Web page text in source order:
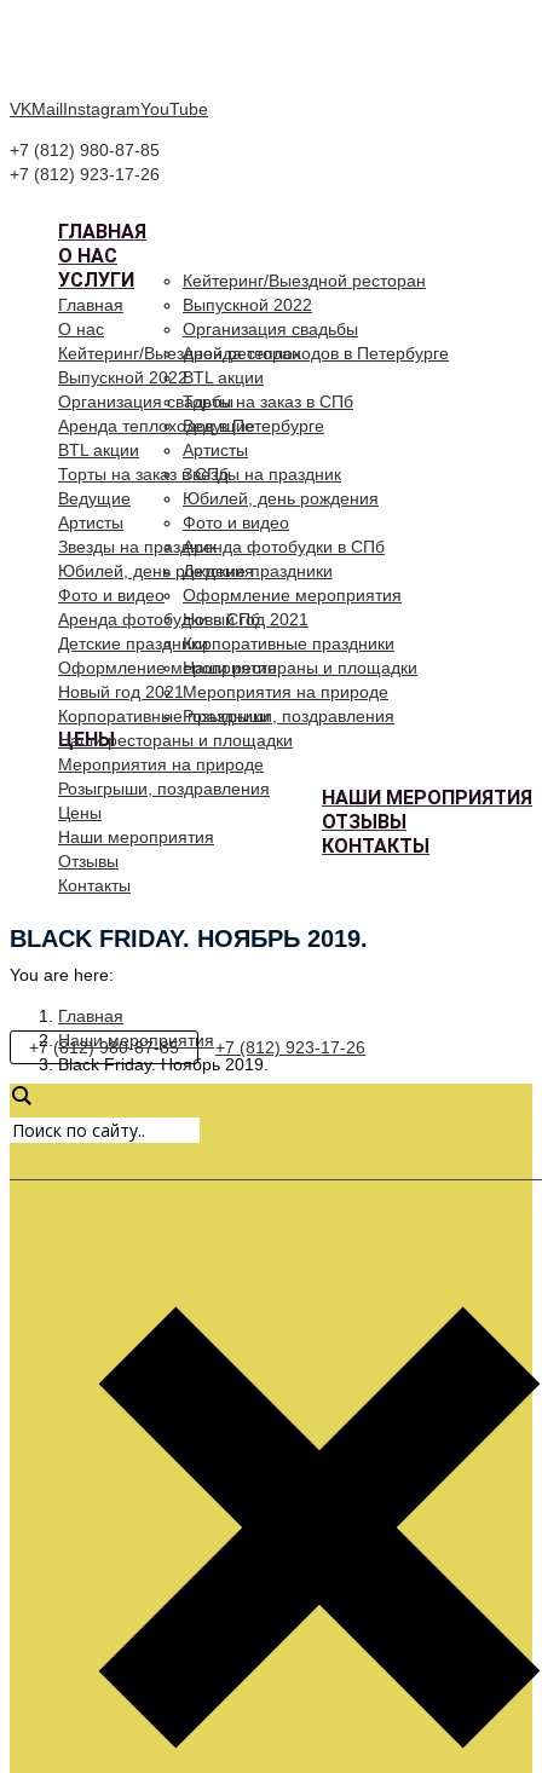
VKMailInstagramYouTube
+7 (812) 980-87-85
+7 (812) 923-17-26
ГЛАВНАЯ
О НАС
УСЛУГИ
Кейтеринг/Выездной ресторан
Выпускной 2022
Организация свадьбы
Аренда теплоходов в Петербурге
BTL акции
Торты на заказ в СПб
Ведущие
Артисты
Звезды на праздник
Юбилей, день рождения
Фото и видео
Аренда фотобудки в СПб
Детские праздники
Оформление мероприятия
Новый год 2021
Корпоративные праздники
Наши рестораны и площадки
Мероприятия на природе
Розыгрыши, поздравления
ЦЕНЫ
НАШИ МЕРОПРИЯТИЯ
ОТЗЫВЫ
КОНТАКТЫ
Главная
О нас
Кейтеринг/Выездной ресторан
Выпускной 2022
Организация свадьбы
Аренда теплоходов в Петербурге
BTL акции
Торты на заказ в СПб
Ведущие
Артисты
Звезды на праздник
Юбилей, день рождения
Фото и видео
Аренда фотобудки в СПб
Детские праздники
Оформление мероприятия
Новый год 2021
Корпоративные праздники
Наши рестораны и площадки
Мероприятия на природе
Розыгрыши, поздравления
Цены
Наши мероприятия
Отзывы
Контакты
BLACK FRIDAY. НОЯБРЬ 2019.
You are here:
Главная
Наши мероприятия
Black Friday. Ноябрь 2019.
+7 (812) 980-87-85 +7 (812) 923-17-26